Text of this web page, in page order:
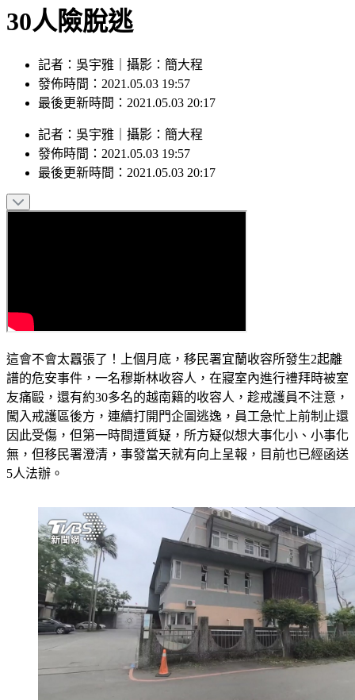
30人險脫逃
記者：吳宇雅｜攝影：簡大程
發佈時間：2021.05.03 19:57
最後更新時間：2021.05.03 20:17
記者 ： 吳宇雅 攝影 ： 簡大程
發佈時間： 2021.05.03 19:57
最後更新時間： 2021.05.03 20:17
這會不會太囂張了！上個月底，移民署宜蘭收容所發生2起離
譜的危安事件，一名穆斯林收容人，在寢室內進行禮拜時被室
友痛毆，還有約30多名的越南籍的收容人，趁戒護員不注意，
闖入戒護區後方，連續打開門企圖逃逸，員工急忙上前制止還
因此受傷，但第一時間遭質疑，所方疑似想大事化小、小事化
無，但移民署澄清，事發當天就有向上呈報，目前也已經函送
5人法辦。